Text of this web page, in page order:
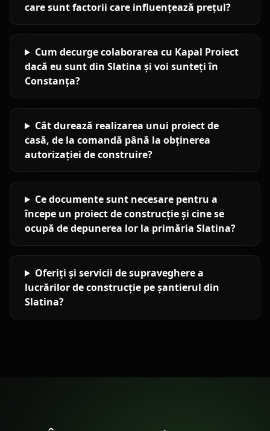
care sunt factorii care influențează prețul?
Cum decurge colaborarea cu Kapal Proiect
dacă eu sunt din Slatina și voi sunteți în
Constanța?
Cât durează realizarea unui proiect de
casă, de la comandă până la obținerea
autorizației de construire?
Ce documente sunt necesare pentru a
începe un proiect de construcție și cine se
ocupă de depunerea lor la primăria Slatina?
Oferiți și servicii de supraveghere a
lucrărilor de construcție pe șantierul din
Slatina?